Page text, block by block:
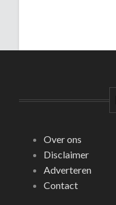
Over ons
Disclaimer
Adverteren
Contact